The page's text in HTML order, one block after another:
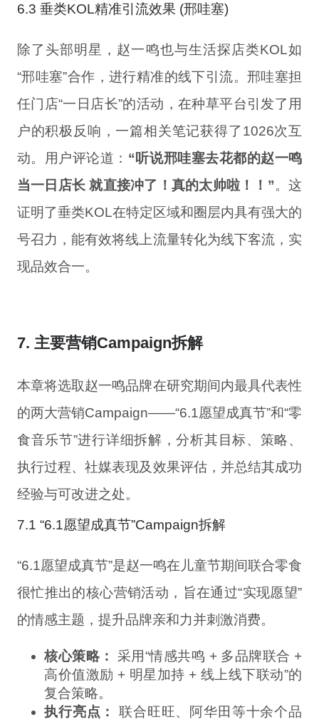
6.3 垂类KOL精准引流效果 (邢哇塞)
除了头部明星，赵一鸣也与生活探店类KOL如
“邢哇塞”合作，进行精准的线下引流。邢哇塞担
任门店“一日店长”的活动，在种草平台引发了用
户的积极反响，一篇相关笔记获得了1026次互
动。用户评论道： “听说邢哇塞去花都的赵一鸣
当一日店长 就直接冲了！真的太帅啦！！”。这
证明了垂类KOL在特定区域和圈层内具有强大的
号召力，能有效将线上流量转化为线下客流，实
现品效合一。
7. 主要营销Campaign拆解
本章将选取赵一鸣品牌在研究期间内最具代表性
的两大营销Campaign——“6.1愿望成真节”和“零
食音乐节”进行详细拆解，分析其目标、策略、
执行过程、社媒表现及效果评估，并总结其成功
经验与可改进之处。
7.1 “6.1愿望成真节”Campaign拆解
“6.1愿望成真节”是赵一鸣在儿童节期间联合零食
很忙推出的核心营销活动，旨在通过“实现愿望”
的情感主题，提升品牌亲和力并刺激消费。
核心策略：
采用“情感共鸣 + 多品牌联合 +
高价值激励 + 明星加持 + 线上线下联动”的
复合策略。
执行亮点：
联合旺旺、阿华田等十余个品